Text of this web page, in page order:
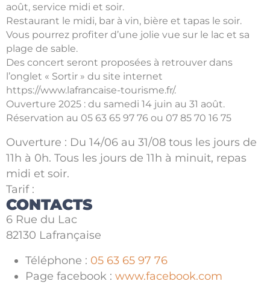
août, service midi et soir.
Restaurant le midi, bar à vin, bière et tapas le soir.
Vous pourrez profiter d’une jolie vue sur le lac et sa
plage de sable.
Des concert seront proposées à retrouver dans
l’onglet « Sortir » du site internet
https://www.lafrancaise-tourisme.fr/.
Ouverture 2025 : du samedi 14 juin au 31 août.
Réservation au 05 63 65 97 76 ou 07 85 70 16 75
Ouverture : Du 14/06 au 31/08 tous les jours de
11h à 0h. Tous les jours de 11h à minuit, repas
midi et soir.
Tarif :
CONTACTS
6 Rue du Lac
82130 Lafrançaise
Téléphone : 05 63 65 97 76
Page facebook : www.facebook.com